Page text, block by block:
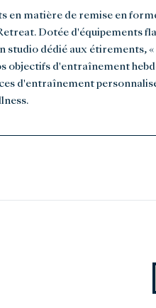
en matière de remise en
Dotée d'équipements
studio dédié aux étirements,
objectifs d'entraînement
d'entraînement